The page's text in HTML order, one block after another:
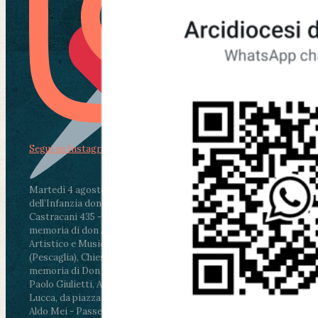
Martedì 4 agosto2026
ore 11:30 - Lucca, Scuola
dell’Infanzia don Aldo Mei - Viale Castruccio
Castracani 435 - Inaugurazione murales in
memoria di don Aldo Mei curato dal Liceo
Artistico e Musicale “Passaglia”
ore 18 - Fiano
(Pescaglia), Chiesa parrocchiale - Messa in
memoria di Don Aldo Mei celebrata da mons.
Paolo Giulietti, Arcivescovo di Lucca
ore 20.30 -
Lucca, da piazza San Michele al Cippo di don
Aldo Mei - Passeggiata della Memoria in alcuni
Segui su Instagram